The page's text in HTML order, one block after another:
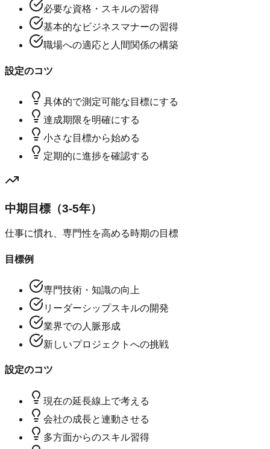
必要な資格・スキルの習得
基本的なビジネスマナーの習得
職場への適応と人間関係の構築
設定のコツ
具体的で測定可能な目標にする
達成期限を明確にする
小さな目標から始める
定期的に進捗を確認する
中期目標（3-5年）
仕事に慣れ、専門性を高める時期の目標
目標例
専門技術・知識の向上
リーダーシップスキルの開発
業界での人脈形成
新しいプロジェクトへの挑戦
設定のコツ
現在の延長線上で考える
会社の成長と連動させる
多方面からのスキル習得